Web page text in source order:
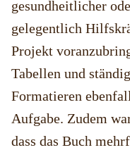
gesundheitlicher
gelegentlich
Projekt
Tabellen und
Formatieren
Aufgabe. Zudem
dass das Buch